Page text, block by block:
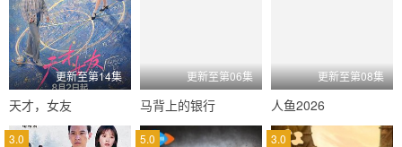
更新至第14集
天才，女友
更新至第06集
马背上的银行
更新至第08集
人鱼2026
3.0 5.0 3.0